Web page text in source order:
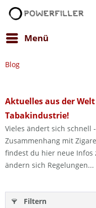
Menü
Blog
Aktuelles aus der
Tabakindustrie!
Vieles ändert sich schnell
Zusammenhang mit
findest du hier neue Infos
ändern sich Regelungen...
Filtern